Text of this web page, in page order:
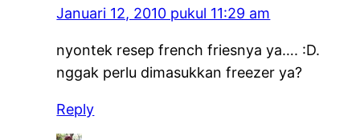
Januari 12, 2010 pukul 11:29 am
nyontek resep french friesnya ya…. :D.
nggak perlu dimasukkan freezer ya?
Reply